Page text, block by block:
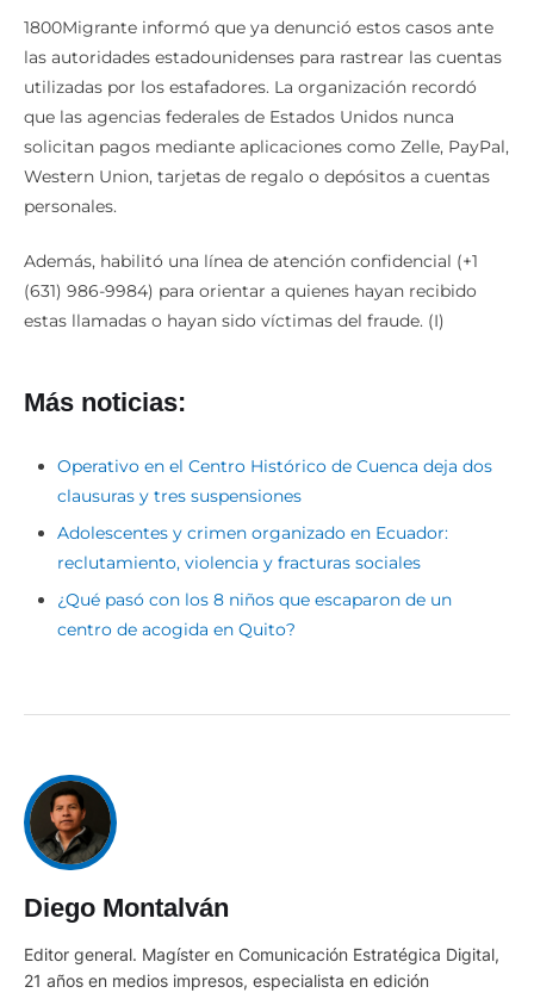
1800Migrante informó que ya denunció estos casos ante
las autoridades estadounidenses para rastrear las cuentas
utilizadas por los estafadores. La organización recordó
que las agencias federales de Estados Unidos nunca
solicitan pagos mediante aplicaciones como Zelle, PayPal,
Western Union, tarjetas de regalo o depósitos a cuentas
personales.
Además, habilitó una línea de atención confidencial (+1
(631) 986-9984) para orientar a quienes hayan recibido
estas llamadas o hayan sido víctimas del fraude. (I)
Más noticias:
Operativo en el Centro Histórico de Cuenca deja dos
clausuras y tres suspensiones
Adolescentes y crimen organizado en Ecuador:
reclutamiento, violencia y fracturas sociales
¿Qué pasó con los 8 niños que escaparon de un
centro de acogida en Quito?
Diego Montalván
Editor general. Magíster en Comunicación Estratégica Digital,
21 años en medios impresos, especialista en edición